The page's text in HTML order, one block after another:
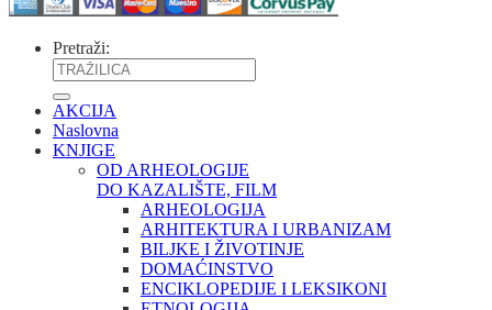
Pretraži:
AKCIJA
Naslovna
KNJIGE
OD ARHEOLOGIJE
DO KAZALIŠTE, FILM
ARHEOLOGIJA
ARHITEKTURA I URBANIZAM
BILJKE I ŽIVOTINJE
DOMAĆINSTVO
ENCIKLOPEDIJE I LEKSIKONI